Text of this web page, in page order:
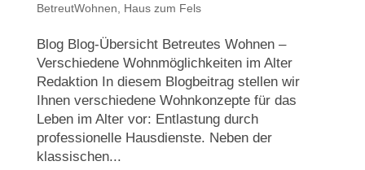
BetreutWohnen
Haus zum Fels
Blog Blog-Übersicht Betreutes Wohnen –
Verschiedene Wohnmöglichkeiten im Alter
Redaktion In diesem Blogbeitrag stellen wir
Ihnen verschiedene Wohnkonzepte für das
Leben im Alter vor: Entlastung durch
professionelle Hausdienste. Neben der
klassischen...